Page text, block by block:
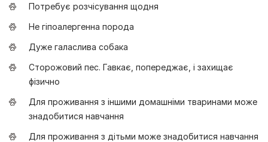
Потребує розчісування щодня
Не гіпоалергенна порода
Дуже галаслива собака
Сторожовий пес. Гавкає, попереджає, і захищає
фізично
Для проживання з іншими домашніми тваринами може
знадобитися навчання
Для проживання з дітьми може знадобитися навчання